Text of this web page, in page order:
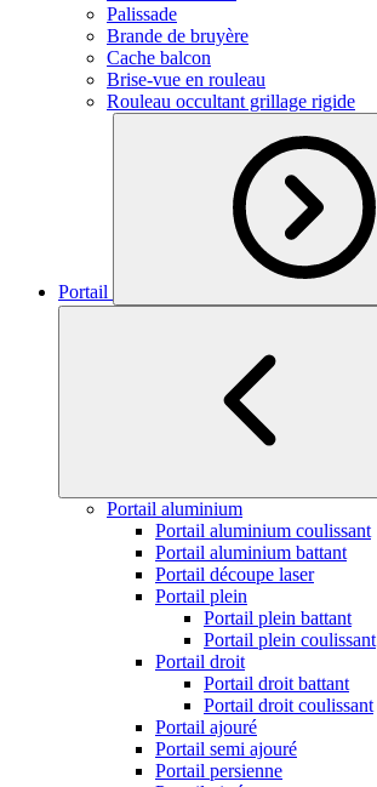
Palissade
Brande de bruyère
Cache balcon
Brise-vue en rouleau
Rouleau occultant grillage rigide
Portail
Portail aluminium
Portail aluminium coulissant
Portail aluminium battant
Portail découpe laser
Portail plein
Portail plein battant
Portail plein coulissant
Portail droit
Portail droit battant
Portail droit coulissant
Portail ajouré
Portail semi ajouré
Portail persienne